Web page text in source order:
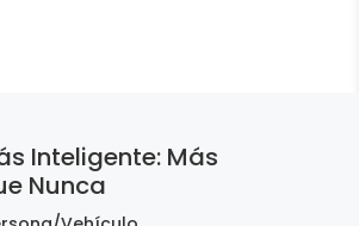
Inteligente: Más
Nunca